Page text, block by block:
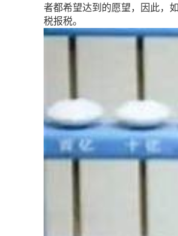
者都希望达到的愿望，因此，
税报税。